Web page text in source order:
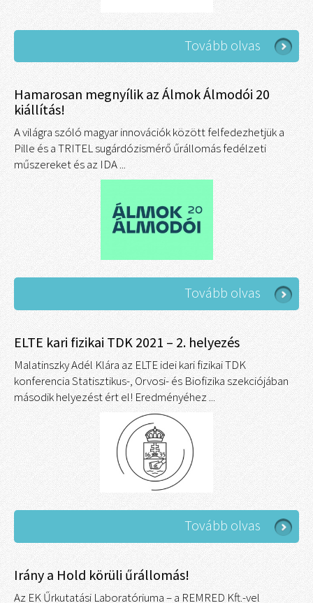
Tovább olvas
Hamarosan megnyílik az Álmok Álmodói 20
kiállítás!
A világra szóló magyar innovációk között felfedezhetjük a
Pille és a TRITEL sugárdózismérő űrállomás fedélzeti
műszereket és az IDA ...
Tovább olvas
ELTE kari fizikai TDK 2021 – 2. helyezés
Malatinszky Adél Klára az ELTE idei kari fizikai TDK
konferencia Statisztikus-, Orvosi- és Biofizika szekciójában
második helyezést ért el! Eredményéhez ...
Tovább olvas
Irány a Hold körüli űrállomás!
Az EK Űrkutatási Laboratóriuma – a REMRED Kft.-vel